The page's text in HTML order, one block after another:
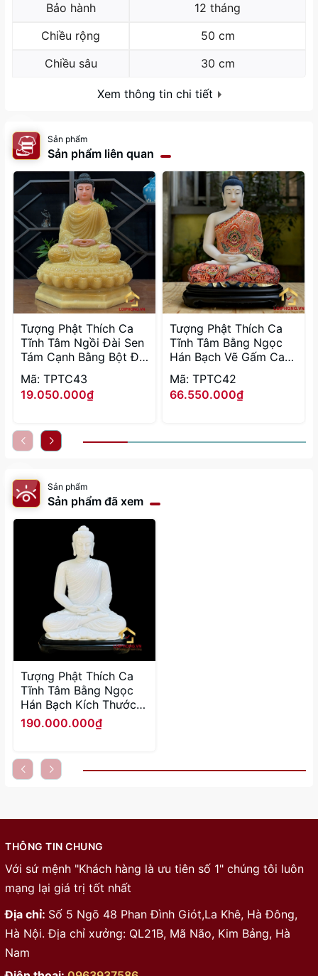
Bảo hành
12 tháng
Chiều rộng
50 cm
Chiều sâu
30 cm
Xem thông tin chi tiết
Sản phẩm
Sản phẩm liên quan
Tượng Phật Thích Ca
Tĩnh Tâm Ngồi Đài Sen
Tám Cạnh Bằng Bột Đá
Thạch Anh Viền Vàng
Cao 40cm
Mã: TPTC43
19.050.000₫
Tượng Phật Thích Ca
Tĩnh Tâm Bằng Ngọc
Hán Bạch Vẽ Gấm Cao
40cm (Tổng Đế 48cm)
Mã: TPTC42
66.550.000₫
Sản phẩm
Sản phẩm đã xem
Tượng Phật Thích Ca
Tĩnh Tâm Bằng Ngọc
Hán Bạch Kích Thước
75cm x 50cm x 30cm
190.000.000₫
THÔNG TIN CHUNG
Với sứ mệnh "Khách hàng là ưu tiên số 1" chúng tôi luôn
mạng lại giá trị tốt nhất
Địa chỉ: Số 5 Ngõ 48 Phan Đình Giót,La Khê, Hà Đông,
Hà Nội. Địa chỉ xưởng: QL21B, Mã Não, Kim Bảng, Hà
Nam